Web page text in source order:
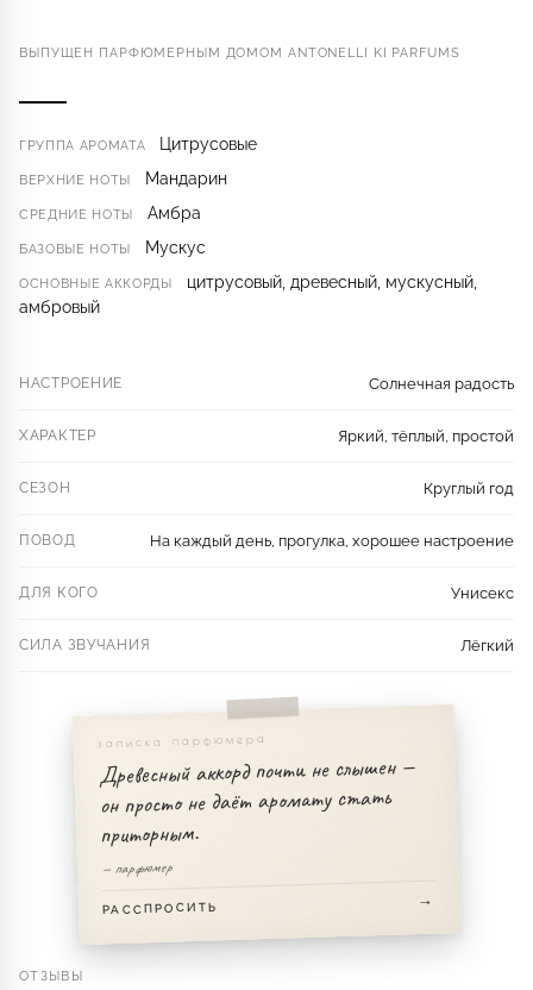
ВЫПУЩЕН ПАРФЮМЕРНЫМ ДОМОМ ANTONELLI KI PARFUMS
ГРУППА АРОМАТА Цитрусовые
ВЕРХНИЕ НОТЫ Мандарин
СРЕДНИЕ НОТЫ Амбра
БАЗОВЫЕ НОТЫ Мускус
ОСНОВНЫЕ АККОРДЫ
цитрусовый, древесный, мускусный,
амбровый
НАСТРОЕНИЕ Солнечная радость
ХАРАКТЕР Яркий, тёплый, простой
СЕЗОН Круглый год
ПОВОД На каждый день, прогулка, хорошее настроение
ДЛЯ КОГО Унисекс
СИЛА ЗВУЧАНИЯ Лёгкий
записка парфюмера
Древесный аккорд почти не слышен —
он просто не даёт аромату стать
приторным.
— парфюмер
РАССПРОСИТЬ
ОТЗЫВЫ